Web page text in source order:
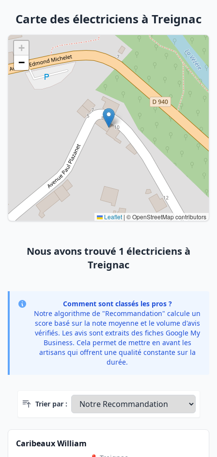
Carte des électriciens à Treignac
+
−
Leaflet | © OpenStreetMap contributors
Nous avons trouvé 1 électriciens à
Treignac
Comment sont classés les pros ?
Notre algorithme de "Recommandation" calcule un
score basé sur la note moyenne et le volume d'avis
vérifiés. Les avis sont extraits des fiches Google My
Business. Cela permet de mettre en avant les
artisans qui offrent une qualité constante sur la
durée.
Trier par :
Caribeaux William